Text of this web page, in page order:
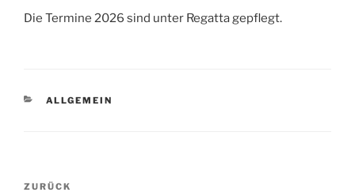
Die Termine 2026 sind unter Regatta gepflegt.
KATEGORIEN
ALLGEMEIN
Beitragsnavigation
Vorheriger
ZURÜCK